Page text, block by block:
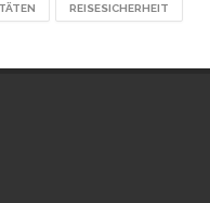
REISESICHERHEIT